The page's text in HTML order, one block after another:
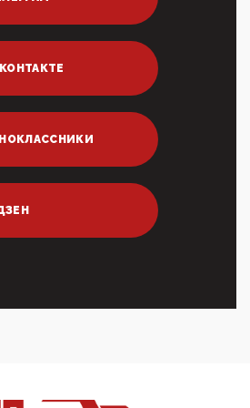
должны вернуться на родину.
СБП это первый шаг из
ИНН при любых
менеджменту в 15
2025 года превысило 63
Буданов вальяжно сообщил,
Киев не наносить удары по
пользуются аккаунтами на